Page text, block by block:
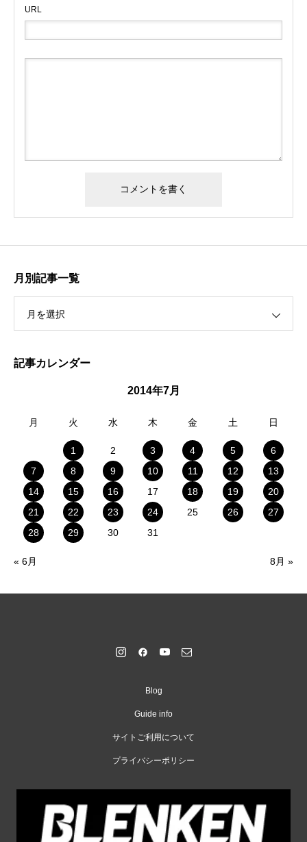
URL
月別記事一覧
月を選択
記事カレンダー
2014年7月
月 火 水 木 金 土 日
1 2 3 4 5
6
7
8 9 10 11 12
13
14
15 16 17 18 19
20
21
22 23 24 25 26
27
28
29 30 31
« 6月 8月 »
Blog
Guide info
サイトご利用について
プライバシーポリシー